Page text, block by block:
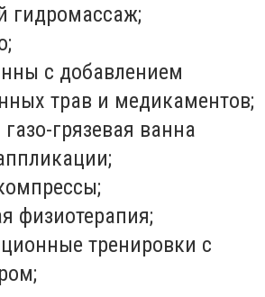
гидромассаж;
с добавлением
трав и медикаментов;
грязевая ванна
физиотерапия;
тренировки с